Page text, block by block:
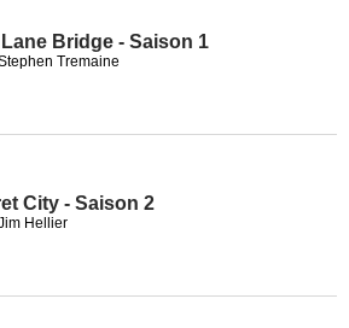
Bridge - Saison 1
Tremaine
City - Saison 2
Hellier